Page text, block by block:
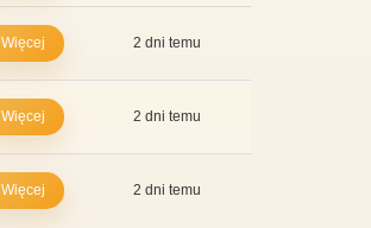
Więcej 2 dni temu
Więcej 2 dni temu
Więcej 2 dni temu